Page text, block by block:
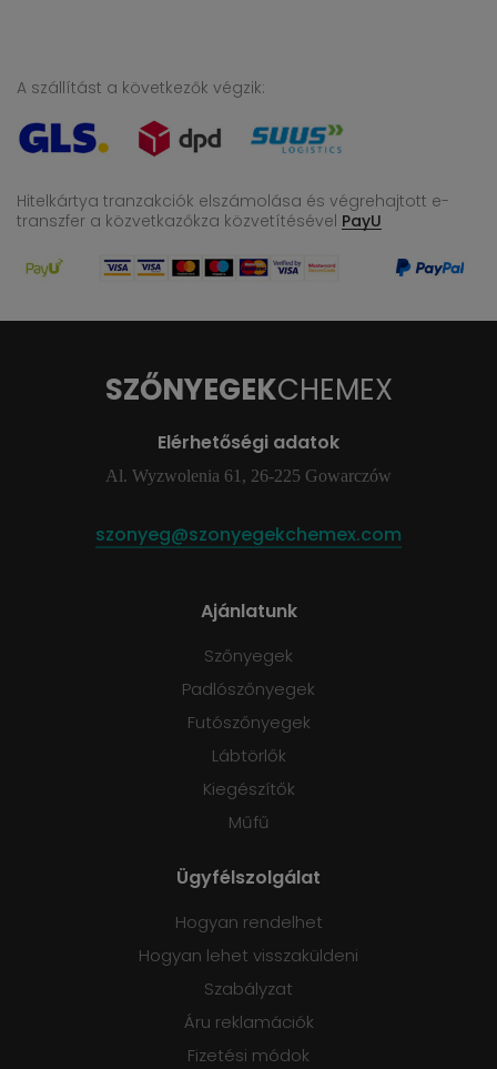
A szállítást a következők végzik:
Hitelkártya tranzakciók elszámolása és végrehajtott e-
transzfer a közvetkazőkza közvetítésével PayU
SZŐNYEGEKCHEMEX
Elérhetőségi adatok
Al. Wyzwolenia 61, 26-225 Gowarczów
szonyeg@szonyegekchemex.com
Ajánlatunk
Szőnyegek
Padlószőnyegek
Futószőnyegek
Lábtörlők
Kiegészítők
Műfű
Ügyfélszolgálat
Hogyan rendelhet
Hogyan lehet visszaküldeni
Szabályzat
Áru reklamációk
Fizetési módok